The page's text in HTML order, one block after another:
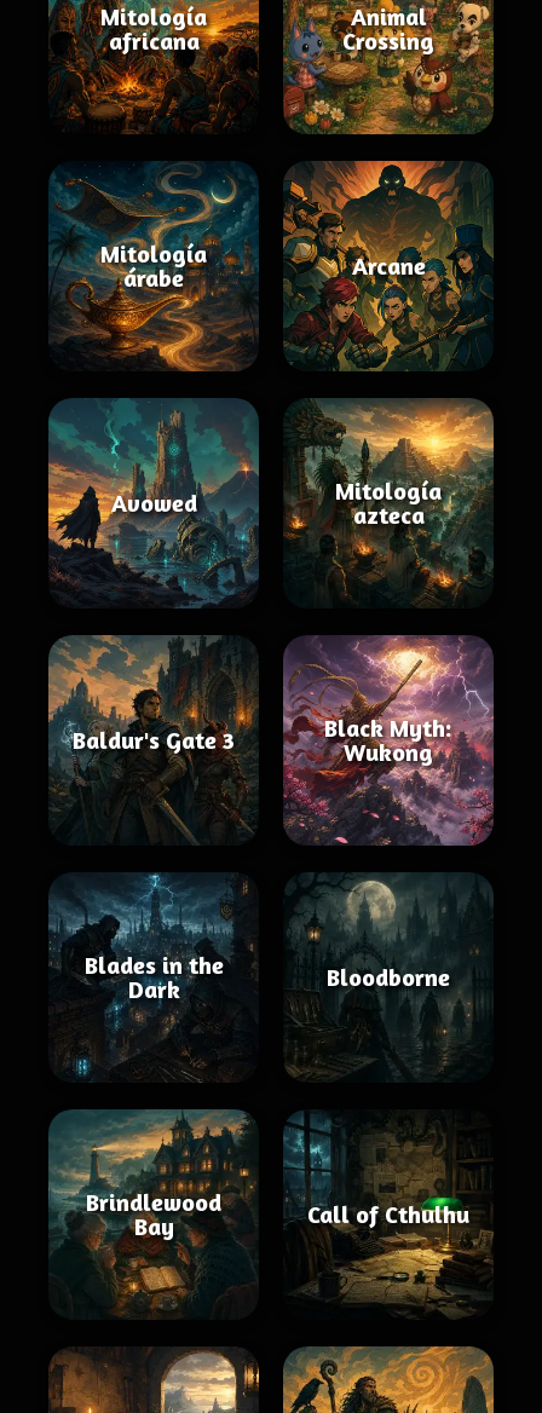
Mitología
africana
Animal
Crossing
Mitología
árabe
Arcane
Avowed
Mitología
azteca
Baldur's Gate 3
Black Myth:
Wukong
Blades in the
Dark
Bloodborne
Brindlewood
Bay
Call of Cthulhu